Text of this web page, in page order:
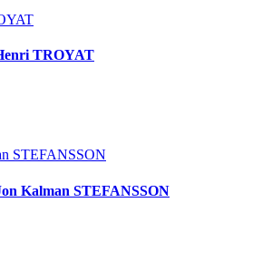
TROYAT
STEFANSSON
Kalman STEFANSSON